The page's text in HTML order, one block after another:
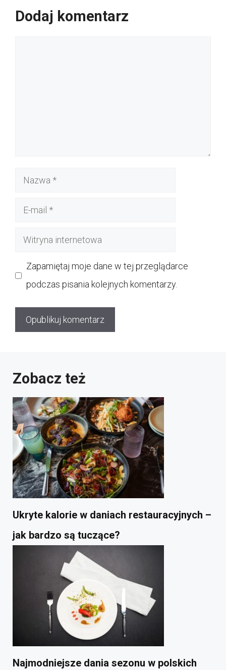
Dodaj komentarz
Nazwa
Witryna
Zapamiętaj moje dane w tej przeglądarce
podczas pisania kolejnych komentarzy.
Zobacz też
Ukryte kalorie w daniach restauracyjnych –
jak bardzo są tuczące?
Najmodniejsze dania sezonu w polskich